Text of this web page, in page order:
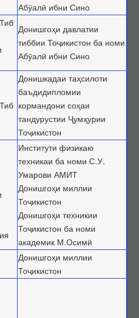
Абӯалӣ ибни Сино
Донишгоҳи давлатии
тиббии Тоҷикистон ба номи
Абӯалӣ ибни Сино
Донишкадаи таҳсилоти
баъдидипломии
кормандони соҳаи
тандурустии Ҷумҳурии
Тоҷикистон
Институти физикаю
техникаи ба номи С.У.
Умарови АМИТ
Донишгоҳи миллии
Тоҷикистон
Донишгоҳи техникии
Тоҷикистон ба номи
академик М.Осимӣ
Донишгоҳи миллии
Тоҷикистон